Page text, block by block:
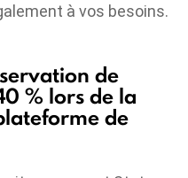
à vos besoins.
de
% lors de la
de